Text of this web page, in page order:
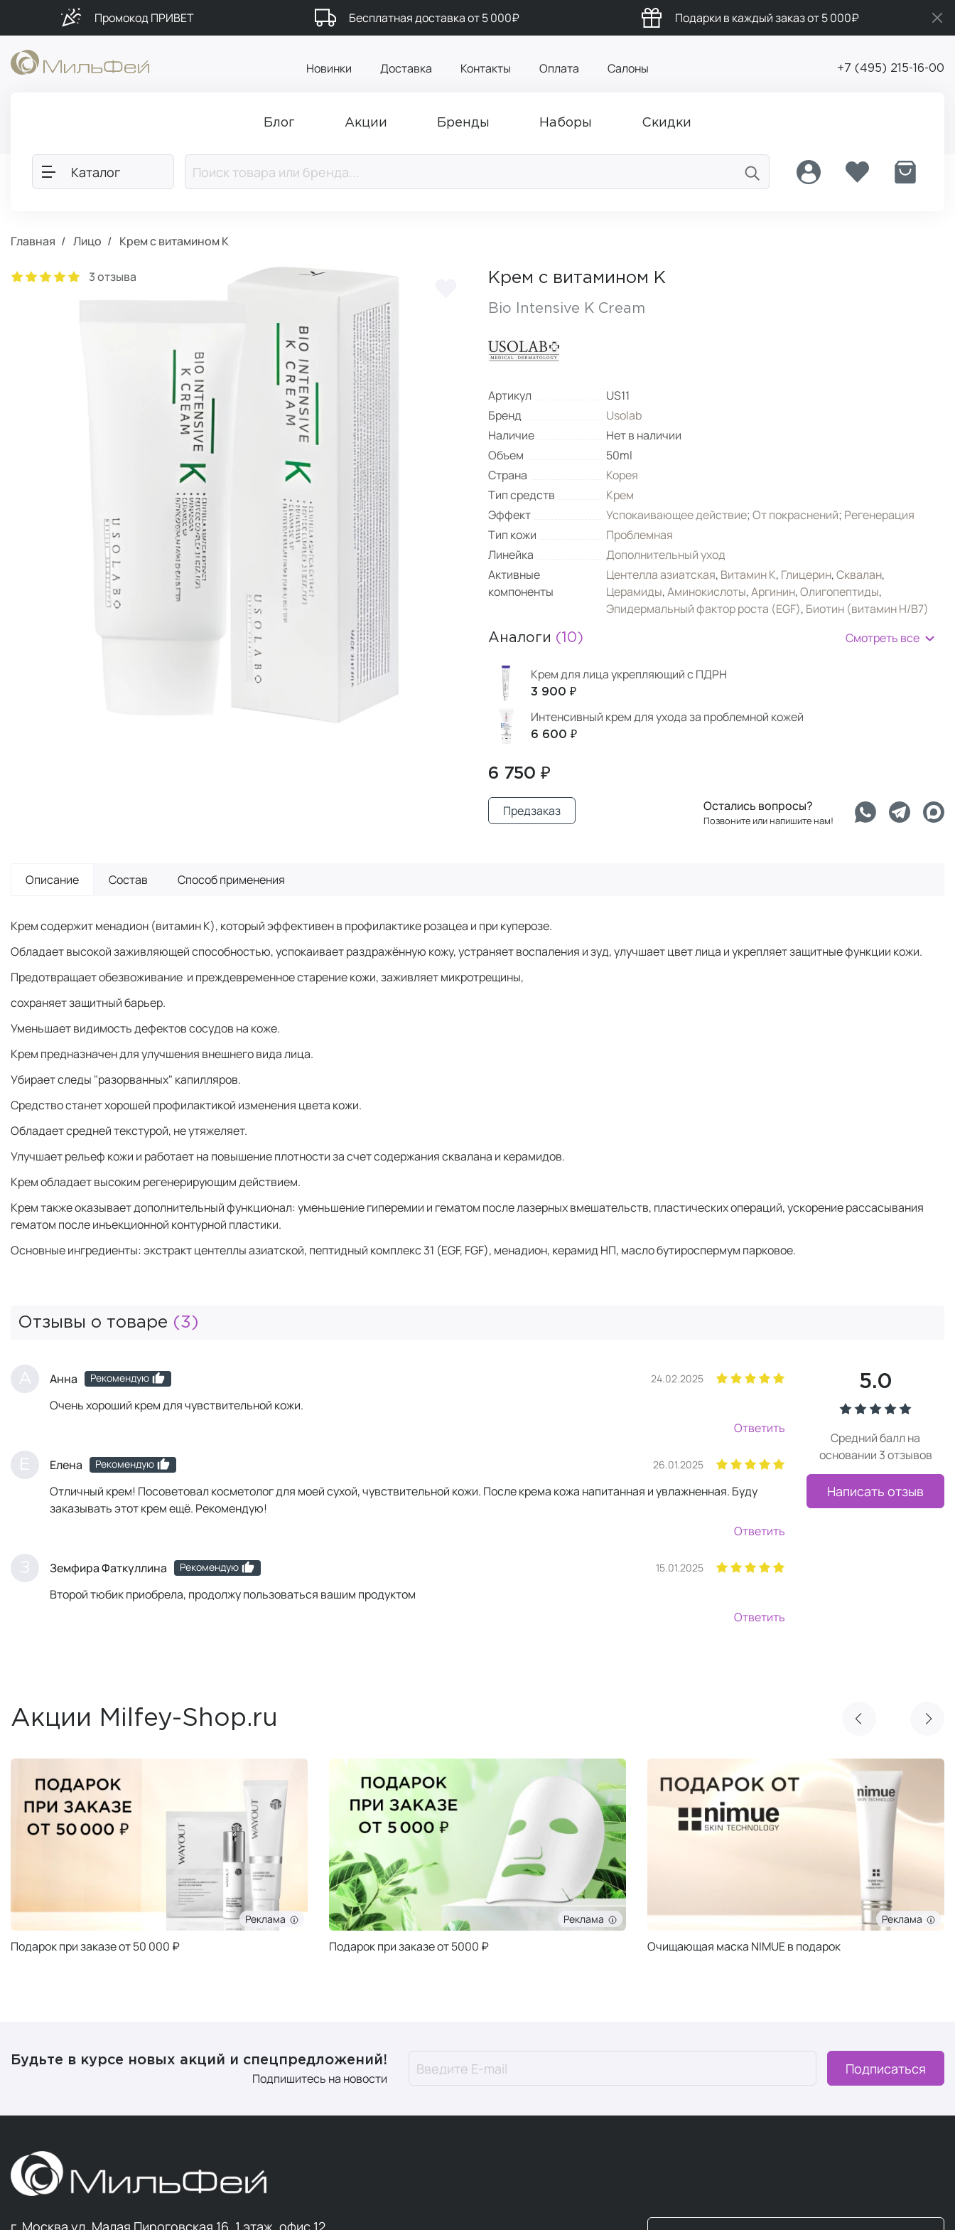
Промокод ПРИВЕТ Бесплатная доставка от 5 000₽ Подарки в каждый заказ от 5 000₽
Новинки Доставка Контакты Оплата Салоны +7 (495) 215-16-00
Блог Акции Бренды Наборы Скидки
Каталог
Главная Лицо Крем с витамином К
3 отзыва Крем с витамином К
Bio Intensive К Cream
Артикул
US11
Бренд
Usolab
Наличие
Нет в наличии
Объем
50ml
Страна
Корея
Тип средств
Крем
Эффект
Успокаивающее действие;От покраснений; Регенерация
Тип кожи
Проблемная
Линейка
Дополнительный уход
Активные
компоненты
Центелла азиатская, Витамин К, Глицерин,Сквалан,
Церамиды,Аминокислоты,Аргинин,Олигопептиды,
Эпидермальный фактор роста (EGF), Биотин (витамин H/B7)
Аналоги (10) Смотреть все
Крем для лица укрепляющий с ПДРН
3 900 ₽
Интенсивный крем для ухода за проблемной кожей
6 600 ₽
6 750 ₽
Предзаказ Остались вопросы?
Позвоните или напишите нам!
Описание Состав Способ применения
Крем содержит менадион (витамин К), который эффективен в профилактике розацеа и при куперозе.
Обладает высокой заживляющей способностью, успокаивает раздражённую кожу, устраняет воспаления и зуд, улучшает цвет лица и укрепляет защитные функции кожи.
Предотвращает обезвоживание и преждевременное старение кожи, заживляет микротрещины,
сохраняет защитный барьер.
Уменьшает видимость дефектов сосудов на коже.
Крем предназначен для улучшения внешнего вида лица.
Убирает следы "разорванных" капилляров.
Средство станет хорошей профилактикой изменения цвета кожи.
Обладает средней текстурой, не утяжеляет.
Улучшает рельеф кожи и работает на повышение плотности за счет содержания сквалана и керамидов.
Крем обладает высоким регенерирующим действием.
Крем также оказывает дополнительный функционал: уменьшение гиперемии и гематом после лазерных вмешательств, пластических операций, ускорение рассасывания
гематом после инъекционной контурной пластики.
Основные ингредиенты: экстракт центеллы азиатской, пептидный комплекс 31 (EGF, FGF), менадион, керамид НП, масло бутироспермум парковое.
Отзывы о товаре (3)
5.0
Средний балл на
основании 3 отзывов
Написать отзыв
Анна Рекомендую 24.02.2025
Очень хороший крем для чувствительной кожи.
Ответить
Елена Рекомендую 26.01.2025
Отличный крем! Посоветовал косметолог для моей сухой, чувствительной кожи. После крема кожа напитанная и увлажненная. Буду
заказывать этот крем ещё. Рекомендую!
Ответить
Земфира Фаткуллина Рекомендую 15.01.2025
Второй тюбик приобрела, продолжу пользоваться вашим продуктом
Ответить
Акции Milfey-Shop.ru
Реклама
Подарок при заказе от 50 000 ₽
Реклама
Подарок при заказе от 5000 ₽
Реклама
Очищающая маска NIMUE в подарок
Будьте в курсе новых акций и спецпредложений!
Подпишитесь на новости
Подписаться